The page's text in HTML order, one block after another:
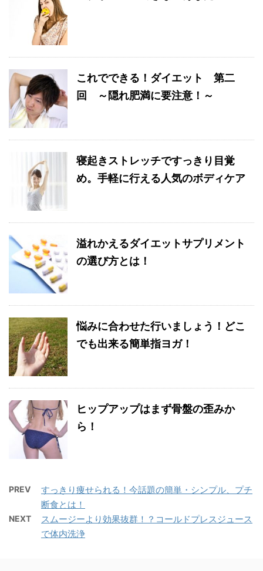
これでできる！ダイエット 第二
回 ～隠れ肥満に要注意！～
寝起きストレッチですっきり目覚
め。手軽に行える人気のボディケア
溢れかえるダイエットサプリメント
の選び方とは！
悩みに合わせた行いましょう！どこ
でも出来る簡単指ヨガ！
ヒップアップはまず骨盤の歪みか
ら！
PREV
すっきり痩せられる！今話題の簡単・シンプル、プチ
断食とは！
NEXT
スムージーより効果抜群！？コールドプレスジュース
で体内洗浄